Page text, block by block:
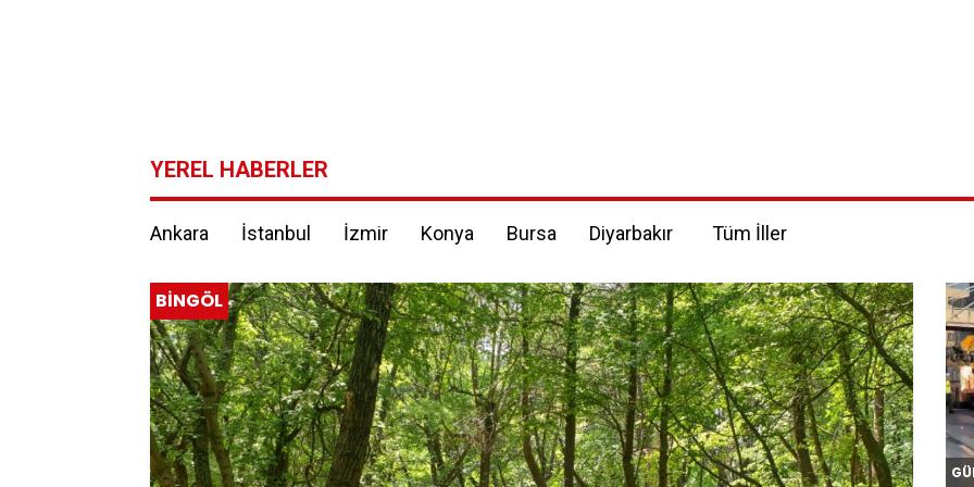
YEREL HABERLER
Ankara İstanbul İzmir Konya Bursa Diyarbakır Tüm İller
BINGÖL